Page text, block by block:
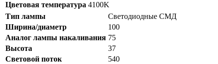
Цветовая температура 4100K
Тип лампы
Светодиодные СМД
Ширина/диаметр
100
Аналог лампы накаливания 75
Высота
37
Световой поток
540